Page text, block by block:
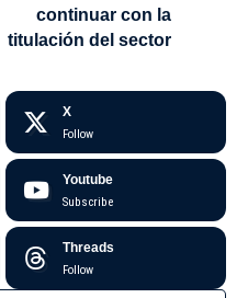
continuar con la
titulación del sector
X
Follow
Youtube
Subscribe
Threads
Follow